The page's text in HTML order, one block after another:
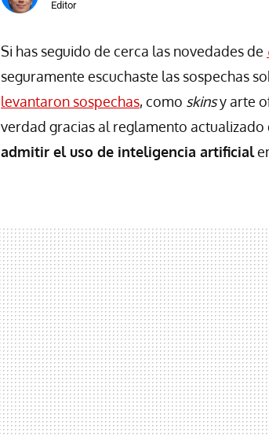
Editor
Si has seguido de cerca las novedades de
seguramente escuchaste las sospechas
levantaron sospechas, como skinsy arte
verdad gracias al reglamento actualizado
admitir el uso de inteligencia artificial